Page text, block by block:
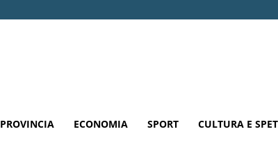
PROVINCIA ECONOMIA SPORT CULTURA E